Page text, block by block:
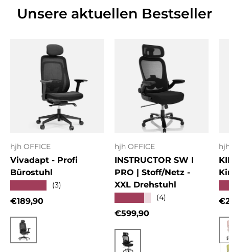
Unsere aktuellen Bestseller
hjh OFFICE
Vivadapt - Profi
Bürostuhl
(3)
Normaler Preis
€189,90
Schwarz
hjh OFFICE
INSTRUCTOR SW I
PRO | Stoff/Netz -
XXL Drehstuhl
(4)
Normaler Preis
€599,90